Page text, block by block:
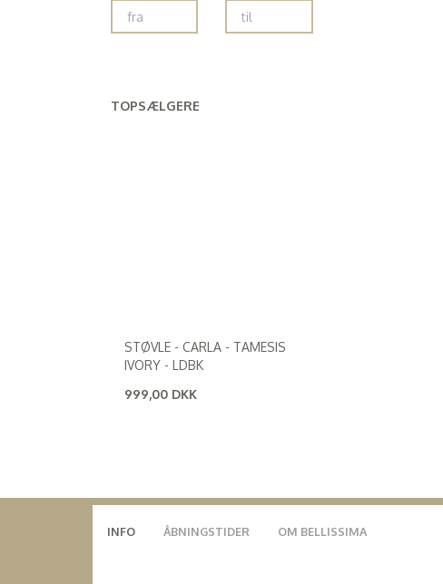
TOPSÆLGERE
STØVLE - CARLA - TAMESIS
IVORY - LDBK
999,00 DKK
INFO ÅBNINGSTIDER OM BELLISSIMA